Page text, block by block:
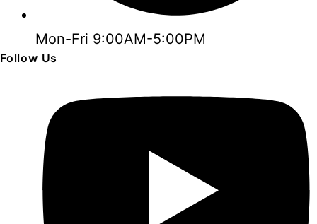
Mon-Fri 9:00AM-5:00PM
Follow Us